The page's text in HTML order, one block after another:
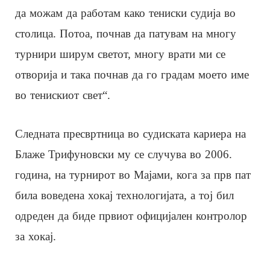
да можам да работам како тениски судија во
столица. Потоа, почнав да патувам на многу
турнири ширум светот, многу врати ми се
отворија и така почнав да го градам моето име
во тенискиот свет“.
Следната пресвртница во судиската кариера на
Блаже Трифуновски му се случува во 2006.
година, на турнирот во Мајами, кога за прв пат
била воведена хокај технологијата, а тој бил
одреден да биде првиот официјален контролор
за хокај.